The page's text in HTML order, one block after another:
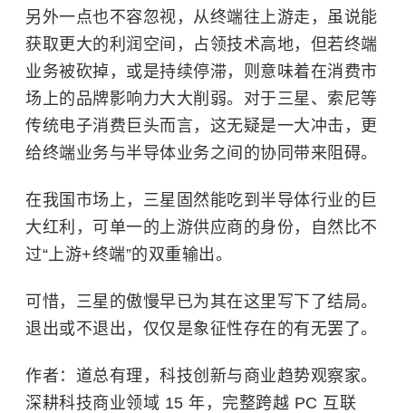
另外一点也不容忽视，从终端往上游走，虽说能
获取更大的利润空间，占领技术高地，但若终端
业务被砍掉，或是持续停滞，则意味着在消费市
场上的品牌影响力大大削弱。对于三星、索尼等
传统电子消费巨头而言，这无疑是一大冲击，更
给终端业务与半导体业务之间的协同带来阻碍。
在我国市场上，三星固然能吃到半导体行业的巨
大红利，可单一的上游供应商的身份，自然比不
过“上游+终端”的双重输出。
可惜，三星的傲慢早已为其在这里写下了结局。
退出或不退出，仅仅是象征性存在的有无罢了。
作者：道总有理，科技创新与商业趋势观察家。
深耕科技商业领域 15 年，完整跨越 PC 互联